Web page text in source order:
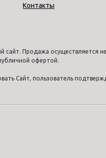
Контакты
Продажа осуществляется
офертой.
Сайт, пользователь